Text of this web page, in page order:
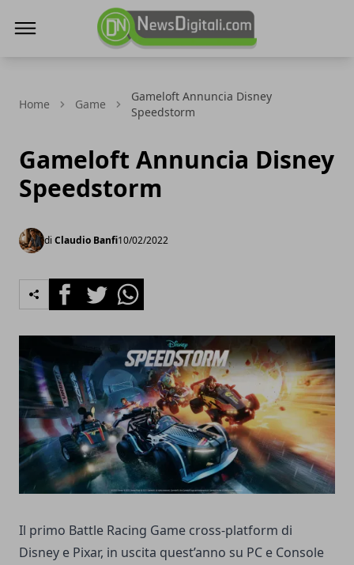
Home Game
Gameloft Annuncia Disney
Speedstorm
Gameloft Annuncia Disney
Speedstorm
di Claudio Banfi10/02/2022
FacebookTwitterWhatsapp
Il primo Battle Racing Game cross-platform di
Disney e Pixar, in uscita quest’anno su PC e Console